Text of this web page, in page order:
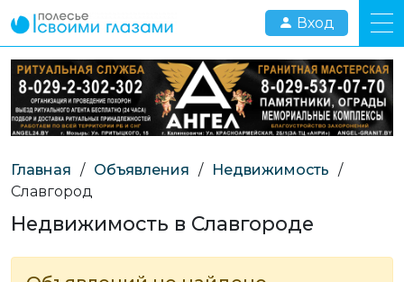
Вход
Главная / Объявления / Недвижимость /
Славгород
Недвижимость в Славгороде